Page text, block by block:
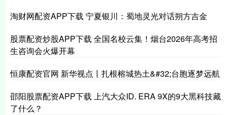
淘财网配资APP下载 宁夏银川：蜀地灵光对话朔方吉金
股票配资炒股APP下载 全国名校云集！烟台2026年高考招
生咨询会火爆开幕
恒康配资官网 新华视点丨扎根榕城热土&#32;台胞逐梦远航
邵阳股票配资APP下载 上汽大众ID. ERA 9X的9大黑科技藏
了什么？